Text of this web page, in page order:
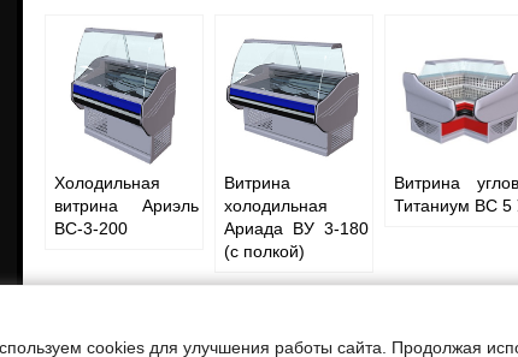
cookies для улучшения работы сайта. Продолжая
Холодильная
витрина Ариэль
ВС-3-200
Витрина
холодильная
Ариада ВУ 3-180
(с полкой)
Витрина
Титаниум ВС 5